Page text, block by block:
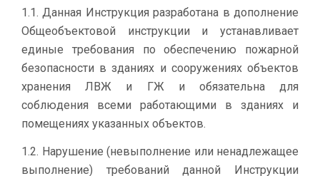
1.1. Данная Инструкция разработана в дополнение
Общеобъектовой инструкции и устанавливает
единые требования по обеспечению пожарной
безопасности в зданиях и сооружениях объектов
хранения ЛВЖ и ГЖ и обязательна для
соблюдения всеми работающими в зданиях и
помещениях указанных объектов.
1.2. Нарушение (невыполнение или ненадлежащее
выполнение) требований данной Инструкции